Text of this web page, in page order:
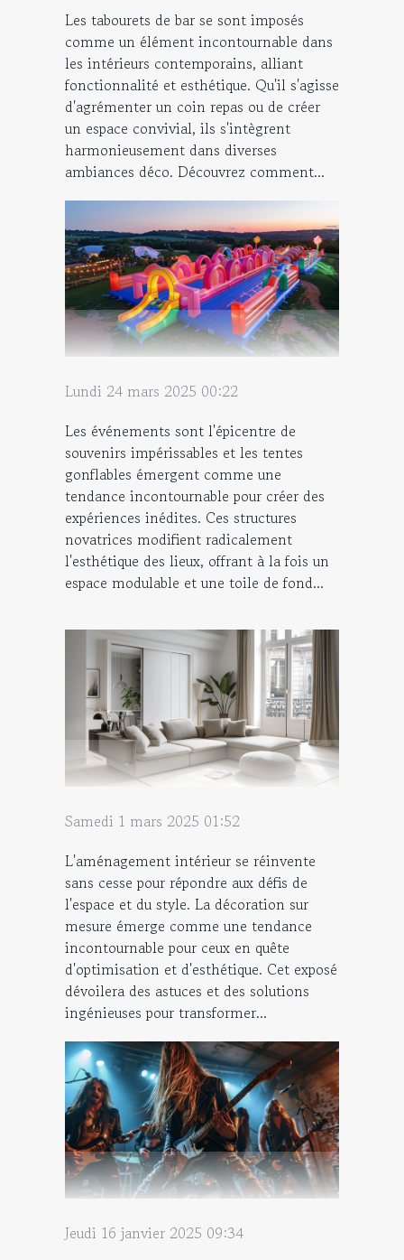
Les tabourets de bar se sont imposés
comme un élément incontournable dans
les intérieurs contemporains, alliant
fonctionnalité et esthétique. Qu'il s'agisse
d'agrémenter un coin repas ou de créer
un espace convivial, ils s'intègrent
harmonieusement dans diverses
ambiances déco. Découvrez comment...
Lundi 24 mars 2025 00:22
Les événements sont l'épicentre de
souvenirs impérissables et les tentes
gonflables émergent comme une
tendance incontournable pour créer des
expériences inédites. Ces structures
novatrices modifient radicalement
l'esthétique des lieux, offrant à la fois un
espace modulable et une toile de fond...
Samedi 1 mars 2025 01:52
L'aménagement intérieur se réinvente
sans cesse pour répondre aux défis de
l'espace et du style. La décoration sur
mesure émerge comme une tendance
incontournable pour ceux en quête
d'optimisation et d'esthétique. Cet exposé
dévoilera des astuces et des solutions
ingénieuses pour transformer...
Jeudi 16 janvier 2025 09:34